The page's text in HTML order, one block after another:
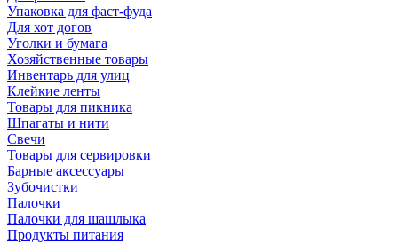
Упаковка для фаст-фуда
Для хот догов
Уголки и бумага
Хозяйственные товары
Инвентарь для улиц
Клейкие ленты
Товары для пикника
Шпагаты и нити
Свечи
Товары для сервировки
Барные аксессуары
Зубочистки
Палочки
Палочки для шашлыка
Продукты питания